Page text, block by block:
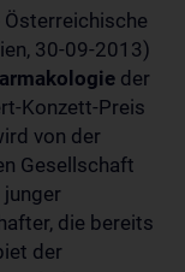
Österreichische
30-09-2013)
der
Konzett-Preis
von der
Gesellschaft
die bereits
der